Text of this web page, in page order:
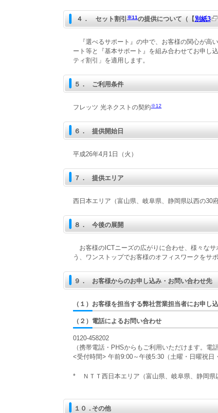
４． セット割引 ※11の提供について（【別紙3
『選べるサポート』の中で、お客様の関心が高
ート等と『基本サポート』を組み合わせてお申し
ティ割引」を適用します。
５． ご利用条件
フレッツ 光ネクストの契約※12
６． 提供開始日
平成26年4月1日（火）
７． 提供エリア
西日本エリア（富山県、岐阜県、静岡県以西の30
８． 今後の展開
お客様のICTニーズの広がりに合わせ、様々な
う、ワンストップでお客様のオフィスワークをサ
９． お客様からのお申し込み・お問い合わせ先
（１） お客様を担当する弊社営業担当者にお申し
（２） 電話によるお問い合わせ
0120-458202
（携帯電話・PHSからもご利用いただけます。
<受付時間> 午前9:00～午後5:30（土曜・日曜祝日
* ＮＴＴ西日本エリア（富山県、岐阜県、静岡
１０．その他